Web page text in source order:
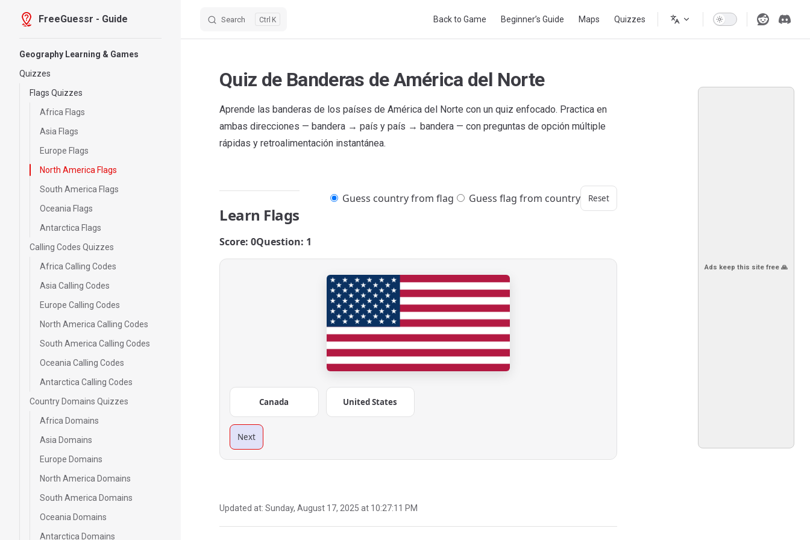
Skip to content
FreeGuessr - Guide Search K Back to Game Beginner’s Guide Maps Quizzes
Geography Learning & Games
Quizzes
Flags Quizzes
Africa Flags
Asia Flags
Europe Flags
North America Flags
South America Flags
Oceania Flags
Antarctica Flags
Calling Codes Quizzes
Africa Calling Codes
Asia Calling Codes
Europe Calling Codes
North America Calling Codes
South America Calling Codes
Oceania Calling Codes
Antarctica Calling Codes
Country Domains Quizzes
Africa Domains
Asia Domains
Europe Domains
North America Domains
South America Domains
Oceania Domains
Antarctica Domains
Ads keep this site free 🙏
Quiz de Banderas de América del Norte
Aprende las banderas de los países de América del Norte con un quiz enfocado. Practica en
ambas direcciones — bandera → país y país → bandera — con preguntas de opción múltiple
rápidas y retroalimentación instantánea.
Learn Flags
Guess country from flag Guess flag from country Reset
Score: 0Question: 1
Canada United States
Next
Updated at: Sunday, August 17, 2025 at 10:27:11 PM